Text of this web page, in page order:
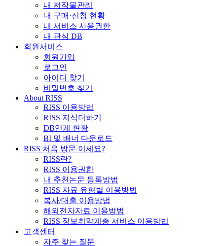
내 저작물관리
내 구매·신청 현황
내 서비스 사용권한
내 관심 DB
회원서비스
회원가입
로그인
아이디 찾기
비밀번호 찾기
About RISS
RISS 이용방법
RISS 지식더하기
DB연계 현황
BI 및 배너 다운로드
RISS 처음 방문 이세요?
RISS란?
RISS 이용권한
내 추천논문 등록방법
RISS 자료 유형별 이용방법
복사/대출 이용방법
해외전자자료 이용방법
RISS 정보취약계층 서비스 이용방법
고객센터
자주 찾는 질문